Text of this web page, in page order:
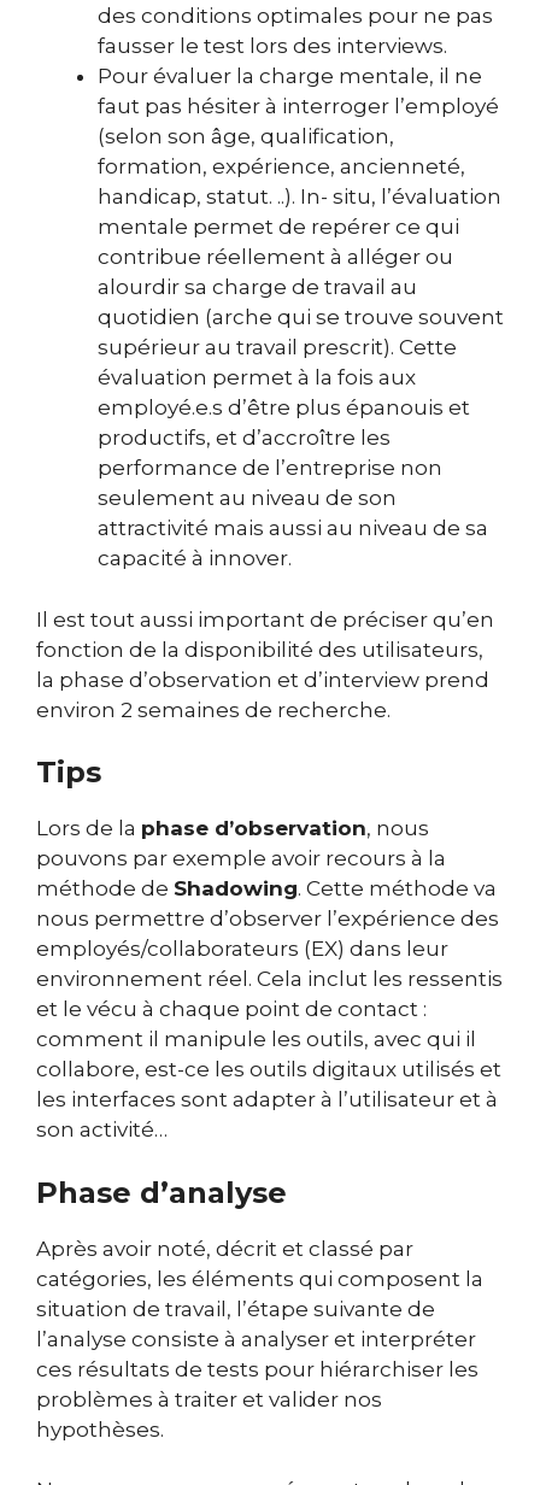
des conditions optimales pour ne pas
fausser le test lors des interviews.
Pour évaluer la charge mentale, il ne
faut pas hésiter à interroger l’employé
(selon son âge, qualification,
formation, expérience, ancienneté,
handicap, statut. ..). In- situ, l’évaluation
mentale permet de repérer ce qui
contribue réellement à alléger ou
alourdir sa charge de travail au
quotidien (arche qui se trouve souvent
supérieur au travail prescrit). Cette
évaluation permet à la fois aux
employé.e.s d’être plus épanouis et
productifs, et d’accroître les
performance de l’entreprise non
seulement au niveau de son
attractivité mais aussi au niveau de sa
capacité à innover.
Il est tout aussi important de préciser qu’en
fonction de la disponibilité des utilisateurs,
la phase d’observation et d’interview prend
environ 2 semaines de recherche.
Tips
Lors de la phase d’observation, nous
pouvons par exemple avoir recours à la
méthode de Shadowing. Cette méthode va
nous permettre d’observer l’expérience des
employés/collaborateurs (EX) dans leur
environnement réel. Cela inclut les ressentis
et le vécu à chaque point de contact :
comment il manipule les outils, avec qui il
collabore, est-ce les outils digitaux utilisés et
les interfaces sont adapter à l’utilisateur et à
son activité…
Phase d’analyse
Après avoir noté, décrit et classé par
catégories, les éléments qui composent la
situation de travail, l’étape suivante de
l’analyse consiste à analyser et interpréter
ces résultats de tests pour hiérarchiser les
problèmes à traiter et valider nos
hypothèses.